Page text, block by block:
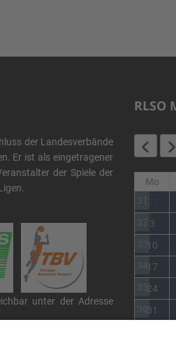
der Landesverbände
Er ist als eingetragener
der Spiele der
unter der Adresse
RLSO
Mo
31
32 3
3310
3417
3524
3631